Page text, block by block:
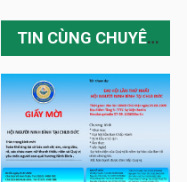
TIN CÙNG CHUYÊN MỤC